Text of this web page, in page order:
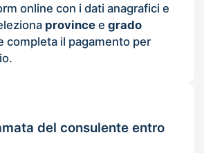
online con i dati anagrafici e
provincee grado
completa il pagamento per
del consulente entro